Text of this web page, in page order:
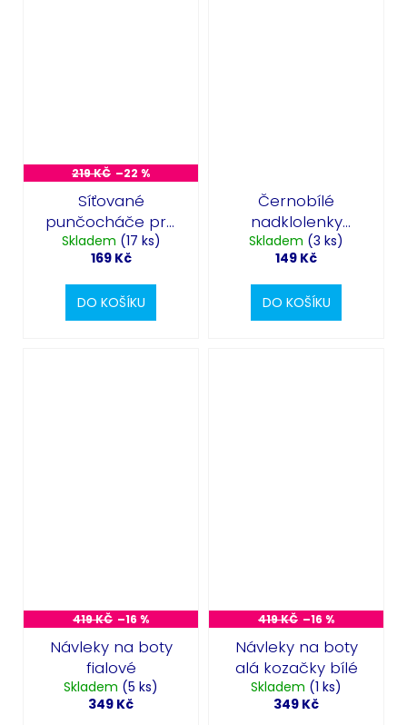
219 KČ –22 %
Síťované
punčocháče pro
plnoštíhlé
Skladem (17 ks)
169 Kč
DO KOŠÍKU
Černobílé
nadklolenky
cheerleader
Skladem (3 ks)
149 Kč
DO KOŠÍKU
419 KČ –16 %
Návleky na boty
fialové
Skladem (5 ks)
349 Kč
419 KČ –16 %
Návleky na boty
alá kozačky bílé
Skladem (1 ks)
349 Kč